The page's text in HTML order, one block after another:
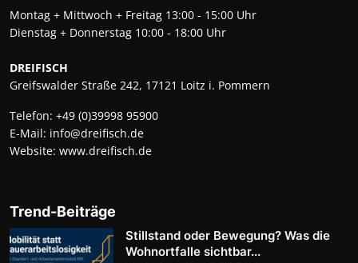
Montag + Mittwoch + Freitag 13:00 - 15:00 Uhr
Dienstag + Donnerstag 10:00 - 18:00 Uhr
DREIFISCH
Greifswalder Straße 242, 17121 Loitz i. Pommern
Telefon: +49 (0)39998 95900
E-Mail: info@dreifisch.de
Website: www.dreifisch.de
Trend-Beiträge
Stillstand oder Bewegung? Was die
Wohnortfalle sichtbar...